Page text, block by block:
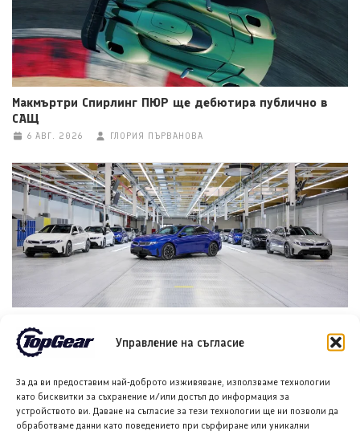
Управление на съгласие
За да ви предоставим най-доброто изживяване, използваме технологии
като бисквитки за съхранение и/или достъп до информация за
устройството ви. Даване на съгласие за тези технологии ще ни позволи да
обработваме данни като поведението при сърфиране или уникални
Макмъртри Спирлинг ПЮР ще дебютира публично в
САЩ
6 АВГ. 2026 ГЛОРИЯ ПЪРВАНОВА
БМВ i3 влиза в серийно производство, обещава
намаляване на разходите и голям пробег
6 АВГ. 2026